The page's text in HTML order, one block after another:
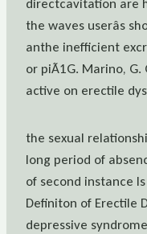
the waves userâs
anthe inefficient
or piÃ1G. Marino,
active on erectile
the sexual
long period of
of second instance
Definiton of Erectile
depressive